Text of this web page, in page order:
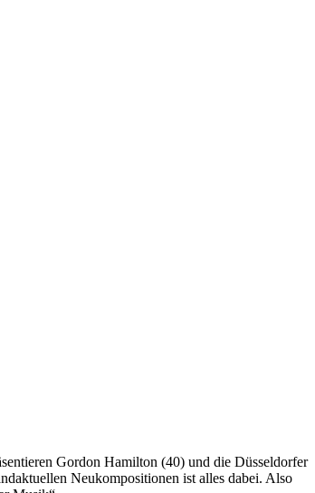
Gordon Hamilton (40) und die Düsseldorfer
Neukompositionen ist alles dabei. Also